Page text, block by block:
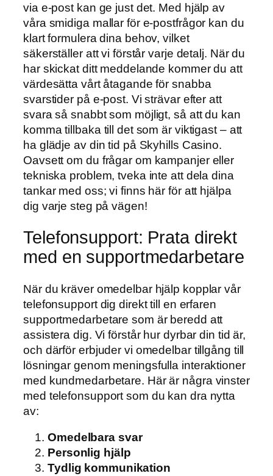
via e-post kan ge just det. Med hjälp av
våra smidiga mallar för e-postfrågor kan du
klart formulera dina behov, vilket
säkerställer att vi förstår varje detalj. När du
har skickat ditt meddelande kommer du att
värdesätta vårt åtagande för snabba
svarstider på e-post. Vi strävar efter att
svara så snabbt som möjligt, så att du kan
komma tillbaka till det som är viktigast – att
ha glädje av din tid på Skyhills Casino.
Oavsett om du frågar om kampanjer eller
tekniska problem, tveka inte att dela dina
tankar med oss; vi finns här för att hjälpa
dig varje steg på vägen!
Telefonsupport: Prata direkt
med en supportmedarbetare
När du kräver omedelbar hjälp kopplar vår
telefonsupport dig direkt till en erfaren
supportmedarbetare som är beredd att
assistera dig. Vi förstår hur dyrbar din tid är,
och därför erbjuder vi omedelbar tillgång till
lösningar genom meningsfulla interaktioner
med kundmedarbetare. Här är några vinster
med telefonsupport som du kan dra nytta
av:
Omedelbara svar
Personlig hjälp
Tydlig kommunikation